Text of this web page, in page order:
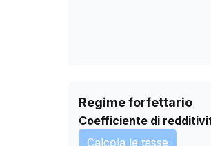
Regime forfettario
Coefficiente di
Calcola le tasse